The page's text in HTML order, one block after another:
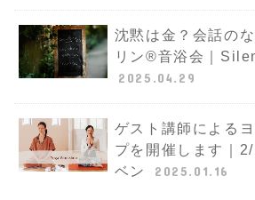
沈黙は金？会話の
リン®︎音浴会｜
2025.04.29
ゲスト講師による
プを開催します｜
ベン
2025.01.16